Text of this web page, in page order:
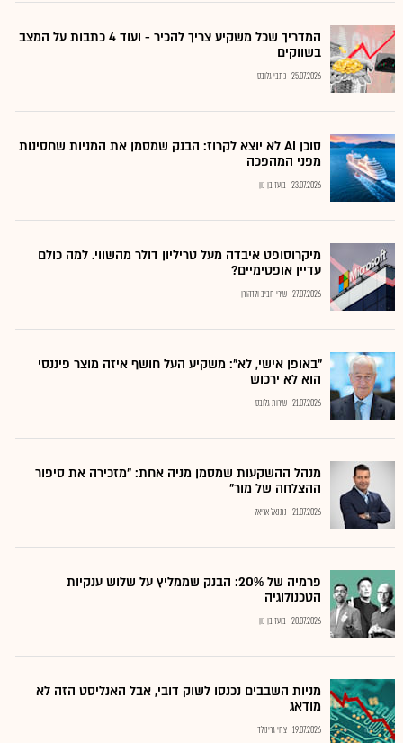
המדריך שכל משקיע צריך להכיר - ועוד 4 כתבות על המצב
בשווקים
25.07.2026 כתבי גלובס
סוכן AI לא יוצא לקרוז: הבנק שמסמן את המניות שחסינות
מפני המהפכה
23.07.2026 בועז בן נון
מיקרוסופט איבדה מעל טריליון דולר מהשווי. למה כולם
עדיין אופטימיים?
27.07.2026 שירי חביב ולדהורן
"באופן אישי, לא": משקיע העל חושף איזה מוצר פיננסי
הוא לא ירכוש
21.07.2026 שירות גלובס
מנהל ההשקעות שמסמן מניה אחת: "מזכירה את סיפור
ההצלחה של מור"
21.07.2026 נתנאל אריאל
פרמיה של 20%: הבנק שממליץ על שלוש ענקיות
הטכנולוגיה
20.07.2026 בועז בן נון
מניות השבבים נכנסו לשוק דובי, אבל האנליסט הזה לא
מודאג
19.07.2026 צחי גרינולד